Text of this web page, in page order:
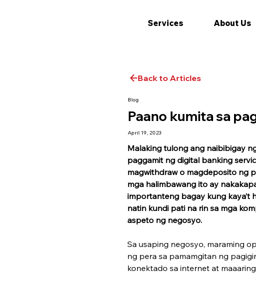
Services About Us
Back to Articles
Blog
Paano kumita sa
April 19, 2023
Malaking tulong ang naibibigay
paggamit ng digital banking
magwithdraw o magdeposito ng
mga halimbawang ito ay
importanteng bagay kung kaya’t
natin kundi pati na rin sa mga
aspeto ng negosyo.
Sa usaping negosyo, maraming
ng pera sa pamamgitan ng
konektado sa internet at